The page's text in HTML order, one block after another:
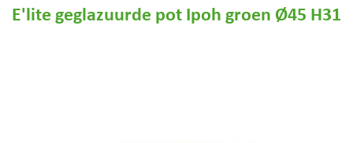
E'lite geglazuurde pot Ipoh groen Ø45 H31